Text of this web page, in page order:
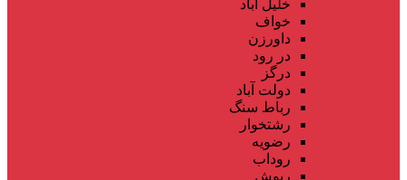
خلیل آباد
خواف
داورزن
در رود
درگز
دولت آباد
رباط سنگ
رشتخوار
رضویه
روداب
ریوش